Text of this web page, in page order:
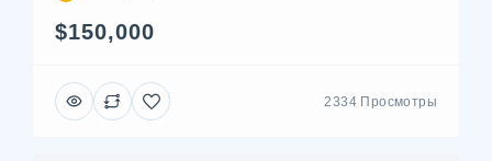
$150,000
2334 Просмотры